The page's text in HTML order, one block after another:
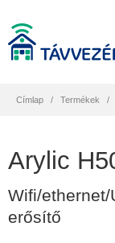
Címlap Termékek
Arylic
Wifi/ethernet/
erősítő